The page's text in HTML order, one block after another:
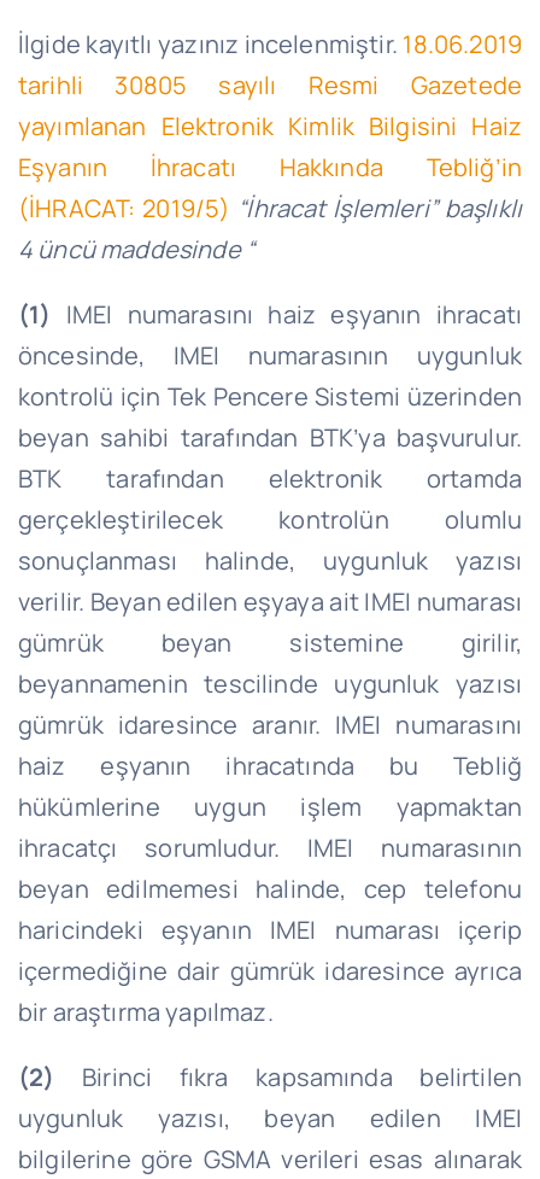
İlgide kayıtlı yazınız incelenmiştir. 18.06.2019
tarihli 30805 sayılı Resmi Gazetede
yayımlanan Elektronik Kimlik Bilgisini Haiz
Eşyanın İhracatı Hakkında Tebliğ’in
(İHRACAT: 2019/5) “İhracat İşlemleri” başlıklı
4 üncü maddesinde “
(1) IMEI numarasını haiz eşyanın ihracatı
öncesinde, IMEI numarasının uygunluk
kontrolü için Tek Pencere Sistemi üzerinden
beyan sahibi tarafından BTK’ya başvurulur.
BTK tarafından elektronik ortamda
gerçekleştirilecek kontrolün olumlu
sonuçlanması halinde, uygunluk yazısı
verilir. Beyan edilen eşyaya ait IMEI numarası
gümrük beyan sistemine girilir,
beyannamenin tescilinde uygunluk yazısı
gümrük idaresince aranır. IMEI numarasını
haiz eşyanın ihracatında bu Tebliğ
hükümlerine uygun işlem yapmaktan
ihracatçı sorumludur. IMEI numarasının
beyan edilmemesi halinde, cep telefonu
haricindeki eşyanın IMEI numarası içerip
içermediğine dair gümrük idaresince ayrıca
bir araştırma yapılmaz.
(2) Birinci fıkra kapsamında belirtilen
uygunluk yazısı, beyan edilen IMEI
bilgilerine göre GSMA verileri esas alınarak